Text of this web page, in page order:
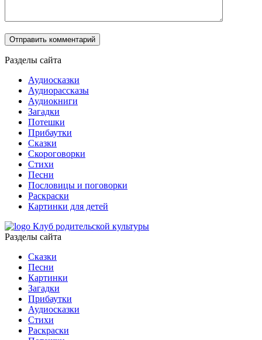
Разделы сайта
Аудиосказки
Аудиорассказы
Аудиокниги
Загадки
Потешки
Прибаутки
Сказки
Скороговорки
Стихи
Песни
Пословицы и поговорки
Раскраски
Картинки для детей
Клуб родительской культуры
Разделы сайта
Сказки
Песни
Картинки
Загадки
Прибаутки
Аудиосказки
Стихи
Раскраски